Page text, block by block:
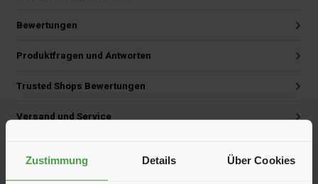
Zustimmung Details Über Cookies
Bewertungen
Produktfragen und Antworten
Trusted Shops Bewertungen
Versand und Service